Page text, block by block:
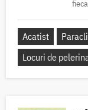
Acatist
Locuri de